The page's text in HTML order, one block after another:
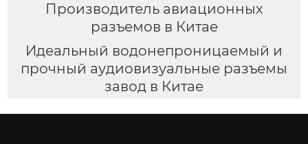
Производитель авиационных
разъемов в Китае
Идеальный водонепроницаемый и
прочный аудиовизуальные разъемы
завод в Китае